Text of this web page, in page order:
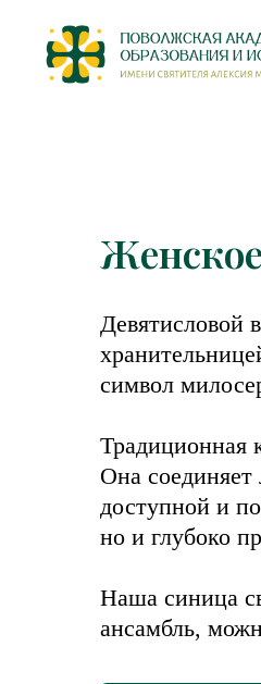
Девятисловой
символ
Традиционная
Она соединяет
доступной и
но и глубоко
Наша синица
ансамбль,